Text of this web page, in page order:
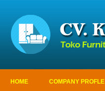
HOME COMPANY PROFLE